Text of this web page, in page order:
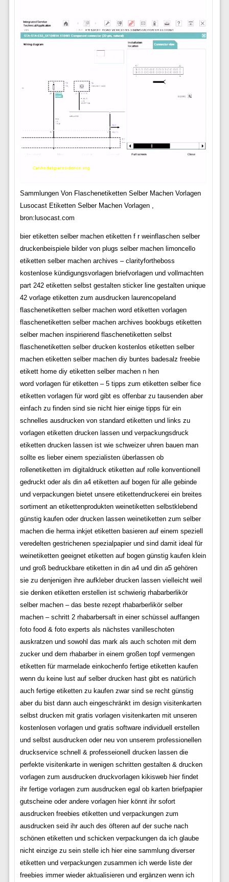
Sammlungen Von Flaschenetiketten Selber Machen Vorlagen
Lusocast Etiketten Selber Machen Vorlagen ,
bron:lusocast.com
bier etiketten selber machen etiketten f r weinflaschen selber
druckenbeispiele bilder von plugs selber machen limoncello
etiketten selber machen archives – clarityfortheboss
kostenlose kündigungsvorlagen briefvorlagen und vollmachten
part 242 etiketten selbst gestalten sticker line gestalten unique
42 vorlage etiketten zum ausdrucken laurencopeland
flaschenetiketten selber machen word etiketten vorlagen
flaschenetiketten selber machen archives bookbugs etiketten
selber machen inspirierend flaschenetiketten selbst
flaschenetiketten selber drucken kostenlos etiketten selber
machen etiketten selber machen diy buntes badesalz freebie
etikett home diy etiketten selber machen n hen
word vorlagen für etiketten – 5 tipps zum etiketten selber fice
etiketten vorlagen für word gibt es offenbar zu tausenden aber
einfach zu finden sind sie nicht hier einige tipps für ein
schnelles ausdrucken von standard etiketten und links zu
vorlagen etiketten drucken lassen und verpackungsdruck
etiketten drucken lassen ist wie schweizer uhren bauen man
sollte es lieber einem spezialisten überlassen ob
rollenetiketten im digitaldruck etiketten auf rolle konventionell
gedruckt oder als din a4 etiketten auf bogen für alle gebinde
und verpackungen bietet unsere etikettendruckerei ein breites
sortiment an etikettenprodukten weinetiketten selbstklebend
günstig kaufen oder drucken lassen weinetiketten zum selber
machen die herma inkjet etiketten basieren auf einem speziell
veredelten gestrichenen spezialpapier und sind damit ideal für
weinetiketten geeignet etiketten auf bogen günstig kaufen klein
und groß bedruckbare etiketten in din a4 und din a5 gehören
sie zu denjenigen ihre aufkleber drucken lassen vielleicht weil
sie denken etiketten erstellen ist schwierig rhabarberlikör
selber machen – das beste rezept rhabarberlikör selber
machen – schritt 2 rhabarbersaft in einer schüssel auffangen
foto food & foto experts als nächstes vanilleschoten
auskratzen und sowohl das mark als auch schoten mit dem
zucker und dem rhabarber in einem großen topf vermengen
etiketten für marmelade einkochenfo fertige etiketten kaufen
wenn du keine lust auf selber drucken hast gibt es natürlich
auch fertige etiketten zu kaufen zwar sind se recht günstig
aber du bist dann auch eingeschränkt im design visitenkarten
selbst drucken mit gratis vorlagen visitenkarten mit unseren
kostenlosen vorlagen und gratis software individuell erstellen
und selbst ausdrucken oder neu von unserem professionellen
druckservice schnell & professeionell drucken lassen die
perfekte visitenkarte in wenigen schritten gestalten & drucken
vorlagen zum ausdrucken druckvorlagen kikisweb hier findet
ihr fertige vorlagen zum ausdrucken egal ob karten briefpapier
gutscheine oder andere vorlagen hier könnt ihr sofort
ausdrucken freebies etiketten und verpackungen zum
ausdrucken seid ihr auch des öfteren auf der suche nach
schönen etiketten und schicken verpackungen da ich glaube
nicht einzige zu sein stelle ich hier eine sammlung diverser
etiketten und verpackungen zusammen ich werde liste der
freebies immer wieder aktualisieren und ergänzen wenn ich